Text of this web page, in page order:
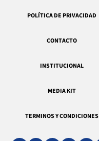
POLÍTICA DE PRIVACIDAD
CONTACTO
INSTITUCIONAL
MEDIA KIT
TERMINOS Y CONDICIONES